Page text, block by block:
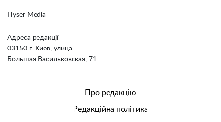
Hyser Media
Адреса редакції
03150 г. Киев, улица
Большая Васильковская, 71
Про редакцію
Редакційна політика